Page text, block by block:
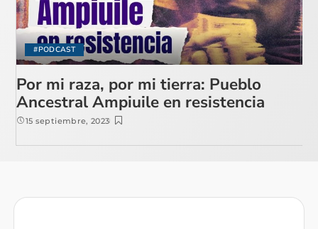
#PODCAST
Por mi raza, por mi tierra: Pueblo
Ancestral Ampiuile en resistencia
15 septiembre, 2023